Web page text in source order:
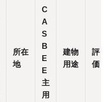
所在
地
C
A
S
B
E
E
主
用
建物
用途
評
価